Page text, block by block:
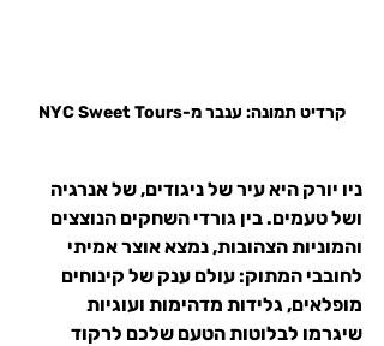
קרדיט תמונה: ענבר מ-NYC Sweet Tours
ניו יורק היא עיר של ניגודים, של אנרגיה
ושל טעמים. בין גורדי השחקים הנוצצים
והמוניות הצהובות, נמצא אוצר אמיתי
לחובבי המתוק: עולם ענק של קינוחים
מופלאים, גלידות מדהימות ועוגיות
שיגרמו לבלוטות הטעם שלכם לרקוד